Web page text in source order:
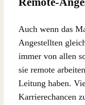
Auch wenn das
Angestellten
immer von allen
sie remote
Leitung haben.
Karrierechancen